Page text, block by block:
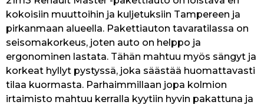
kokoisiin muuttoihin ja kuljetuksiin Tampereen ja
pirkanmaan alueella. Pakettiauton tavaratilassa on
seisomakorkeus, joten auto on helppo ja
ergonominen lastata. Tähän mahtuu myös sängyt ja
korkeat hyllyt pystyssä, joka säästää huomattavasti
tilaa kuormasta. Parhaimmillaan jopa kolmion
irtaimisto mahtuu kerralla kyytiin hyvin pakattuna ja